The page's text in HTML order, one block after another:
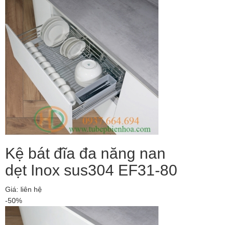
Kệ bát đĩa đa năng nan
dẹt Inox sus304 EF31-80
Giá: liên hệ
-50%